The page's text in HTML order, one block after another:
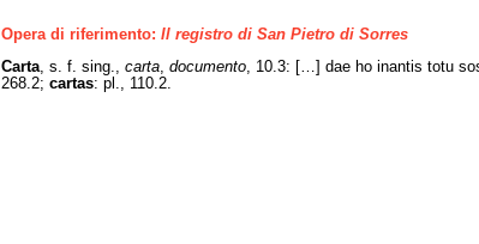
Opera di riferimento: Il registro di San Pietro di Sorres
Carta , s. f. sing., carta documento , 10.3: […] dae ho inantis totu
268.2; cartas: pl., 110.2.